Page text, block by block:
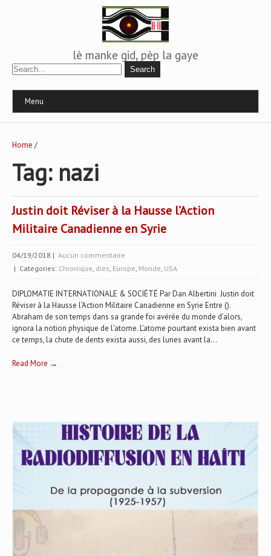
lè manke gid, pèp la gaye
Menu
Home /
Tag: nazi
Justin doit Réviser à la Hausse l’Action
Militaire Canadienne en Syrie
04/19/2018 | Aucun commentaire
| Categories: Chronique, dies, Europe, Monde, USA
DIPLOMATIE INTERNATIONALE & SOCIÉTÉ Par Dan Albertini Justin doit
Réviser à la Hausse l’Action Militaire Canadienne en Syrie Entre ().
Abraham de son temps dans sa grande foi avérée du monde d’alors,
ignora la notion physique de l’atome. L’atome pourtant exista bien avant
ce temps, la chute de dents exista aussi, des lunes avant la...
Read More →